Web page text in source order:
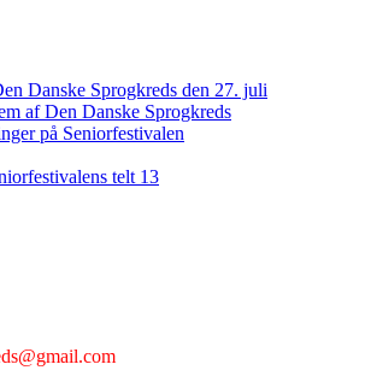
Danske Sprogkreds den 27. juli
af Den Danske Sprogkreds
på Seniorfestivalen
telt 13